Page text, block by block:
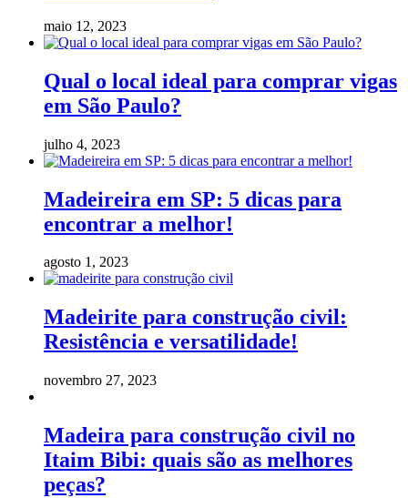
maio 12, 2023
Qual o local ideal para comprar vigas
em São Paulo?
julho 4, 2023
Madeireira em SP: 5 dicas para
encontrar a melhor!
agosto 1, 2023
Madeirite para construção civil:
Resistência e versatilidade!
novembro 27, 2023
Madeira para construção civil no
Itaim Bibi: quais são as melhores
peças?